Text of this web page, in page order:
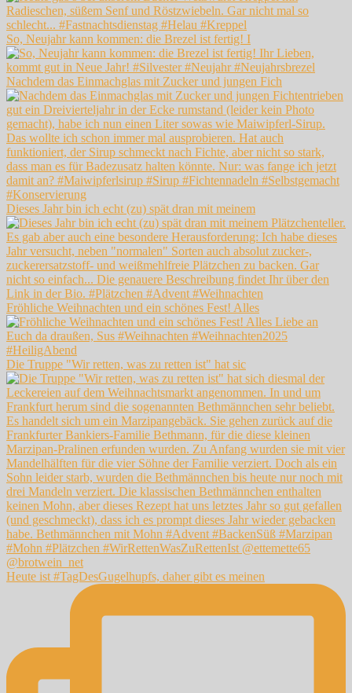
So, Neujahr kann kommen: die Brezel ist fertig! I
Nachdem das Einmachglas mit Zucker und jungen Fich
Dieses Jahr bin ich echt (zu) spät dran mit meinem
Fröhliche Weihnachten und ein schönes Fest! Alles
Die Truppe "Wir retten, was zu retten ist" hat sic
Heute ist #TagDesGugelhupfs, daher gibt es meinen